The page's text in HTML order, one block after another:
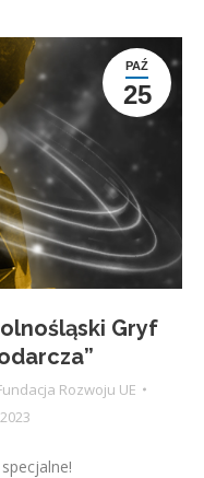
Gryf
Rozwoju UE
PAŹ
25